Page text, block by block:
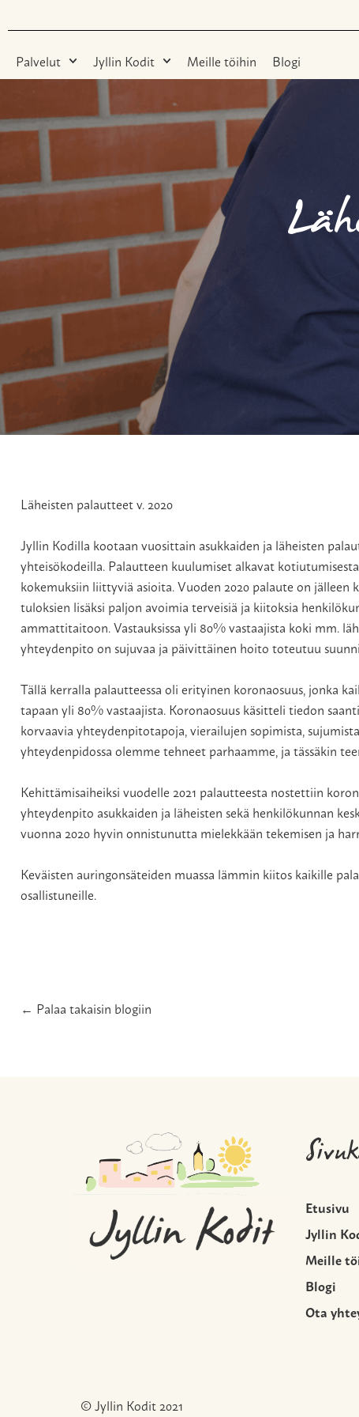
Palvelut Jyllin Kodit Meille töihin Blogi
Läheisten palautteet v. 2020
Jyllin Kodilla kootaan vuosittain asukkaiden ja läheisten
yhteisökodeilla. Palautteen kuulumiset alkavat
kokemuksiin liittyviä asioita. Vuoden 2020 palaute on
tuloksien lisäksi paljon avoimia terveisiä ja kiitoksia
ammattitaitoon. Vastauksissa yli 80% vastaajista koki mm.
yhteydenpito on sujuvaa ja päivittäinen hoito toteutuu
Tällä kerralla palautteessa oli erityinen koronaosuus, jonka
tapaan yli 80% vastaajista. Koronaosuus käsitteli tiedon
korvaavia yhteydenpitotapoja, vierailujen sopimista,
yhteydenpidossa olemme tehneet parhaamme, ja tässäkin
Kehittämisaiheiksi vuodelle 2021 palautteesta nostettiin
yhteydenpito asukkaiden ja läheisten sekä henkilökunnan
vuonna 2020 hyvin onnistunutta mielekkään tekemisen ja
Keväisten auringonsäteiden muassa lämmin kiitos kaikille
osallistuneille.
← Palaa takaisin blogiin
Etusivu
Jyllin
Meille
Blogi
Ota
© Jyllin Kodit 2021